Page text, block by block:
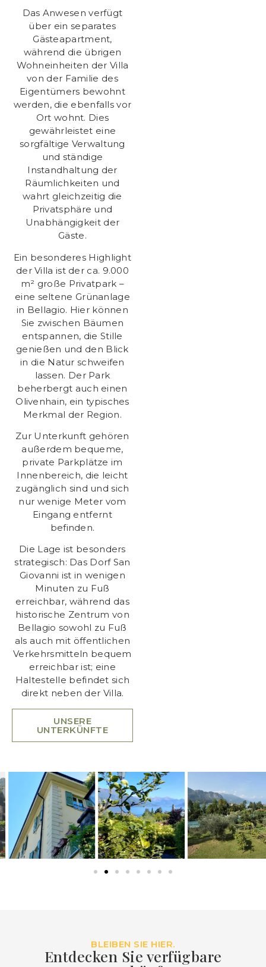
Das Anwesen verfügt
über ein separates
Gästeapartment,
während die übrigen
Wohneinheiten der Villa
von der Familie des
Eigentümers bewohnt
werden, die ebenfalls vor
Ort wohnt. Dies
gewährleistet eine
sorgfältige Verwaltung
und ständige
Instandhaltung der
Räumlichkeiten und
wahrt gleichzeitig die
Privatsphäre und
Unabhängigkeit der
Gäste.
Ein besonderes Highlight
der Villa ist der ca. 9.000
m² große Privatpark –
eine seltene Grünanlage
in Bellagio. Hier können
Sie zwischen Bäumen
entspannen, die Stille
genießen und den Blick
in die Natur schweifen
lassen. Der Park
beherbergt auch einen
Olivenhain, ein typisches
Merkmal der Region.
Zur Unterkunft gehören
außerdem bequeme,
private Parkplätze im
Innenbereich, die leicht
zugänglich sind und sich
nur wenige Meter vom
Eingang entfernt
befinden.
Die Lage ist besonders
strategisch: Das Dorf San
Giovanni ist in wenigen
Minuten zu Fuß
erreichbar, während das
historische Zentrum von
Bellagio sowohl zu Fuß
als auch mit öffentlichen
Verkehrsmitteln bequem
erreichbar ist; eine
Haltestelle befindet sich
direkt neben der Villa.
UNSERE
UNTERKÜNFTE
BLEIBEN SIE HIER.
Entdecken Sie verfügbare